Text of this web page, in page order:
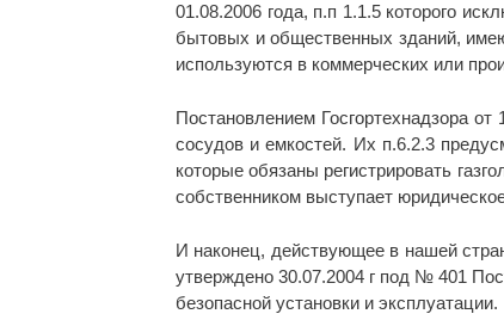
01.08.2006 года, п.п 1.1.5 которого
бытовых и общественных зданий,
используются в коммерческих или
Постановлением Госгортехнадзора
сосудов и емкостей. Их п.6.2.3
которые обязаны регистрировать
собственником выступает
И наконец, действующее в нашей
утверждено 30.07.2004 г под № 401
безопасной установки и эксплуатации.